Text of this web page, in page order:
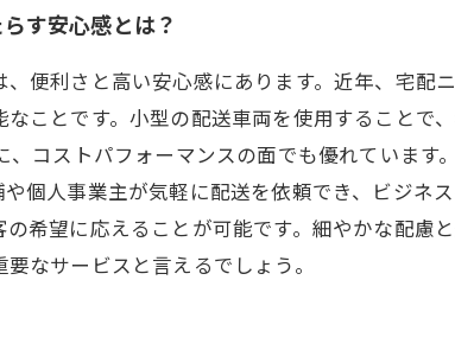
す安心感とは？
便利さと高い安心感にあります。近年、宅配
ことです。小型の配送車両を使用することで
、コストパフォーマンスの面でも優れていま
個人事業主が気軽に配送を依頼でき、ビジネ
希望に応えることが可能です。細やかな配
なサービスと言えるでしょう。